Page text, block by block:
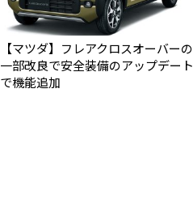
【マツダ】フレアクロスオーバーの
一部改良で安全装備のアップデート
で機能追加